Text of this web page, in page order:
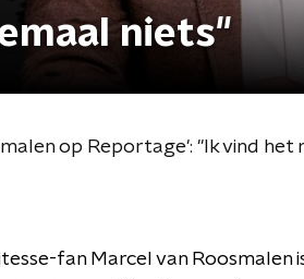
niets"
fan Marcel van Roosmalen